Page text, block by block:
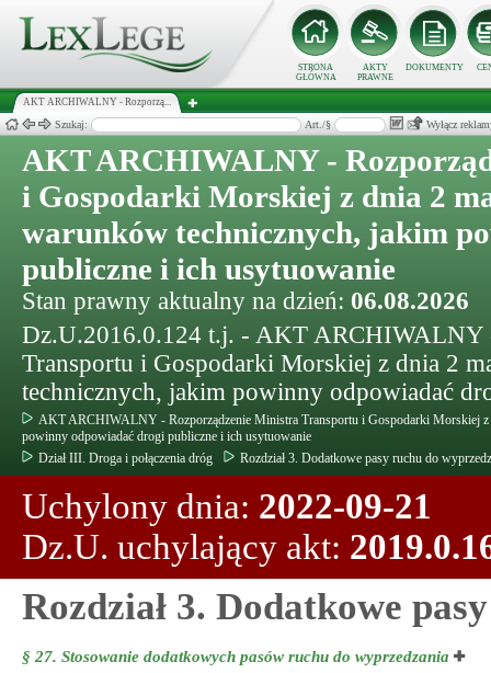
STRONA
GŁÓWNA
AKTY
PRAWNE
DOKUMENTY
AKT ARCHIWALNY - Rozporzą...
Szukaj: Art./§ Wyłącz
AKT ARCHIWALNY -
i Gospodarki Morskiej z dnia 2
warunków technicznych, jakim
publiczne i ich usytuowanie
Stan prawny aktualny na dzień: 06.08.2026
Dz.U.2016.0.124 t.j. - AKT ARCHIWALNY
Transportu i Gospodarki Morskiej z dnia 2
technicznych, jakim powinny odpowiadać
AKT ARCHIWALNY - Rozporządzenie Ministra Transportu i Gospodarki Morskiej
powinny odpowiadać drogi publiczne i ich usytuowanie
Dział III. Droga i połączenia dróg
Rozdział 3. Dodatkowe pasy ruchu do
Uchylony dnia: 2022-09-21
Dz.U. uchylający akt:
Rozdział 3. Dodatkowe
§ 27. Stosowanie dodatkowych pasów ruchu do wyprzedzania